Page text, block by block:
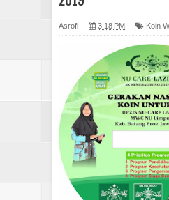
Asrofi 3:18 PM Koin